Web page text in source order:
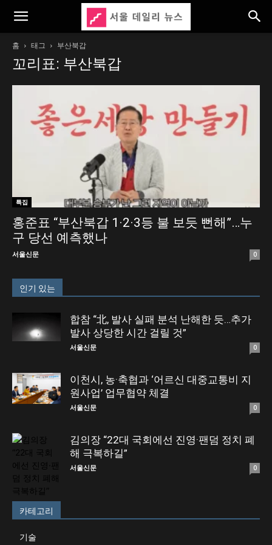
홈 태그 부산북갑
꼬리표: 부산북갑
특집
홍준표 “부산북갑 1·2·3등 불 보듯 뻔해”…누
구 당선 예측했나
서울신문 0
인기 있는
합참 “北, 발사 실패 분석 난해한 듯…추가
발사 상당한 시간 걸릴 것”
서울신문 0
이천시, 농·축협과 ‘어르신 대중교통비 지
원사업’ 업무협약 체결
서울신문 0
김의장 “22대 국회에선 진영·팬덤 정치 폐
해 극복하길”
서울신문 0
카테고리
기술